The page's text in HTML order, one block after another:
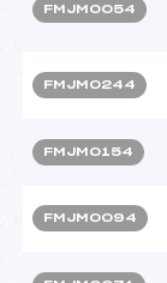
FMJM0054
FMJM0244
FMJM0154
FMJM0094